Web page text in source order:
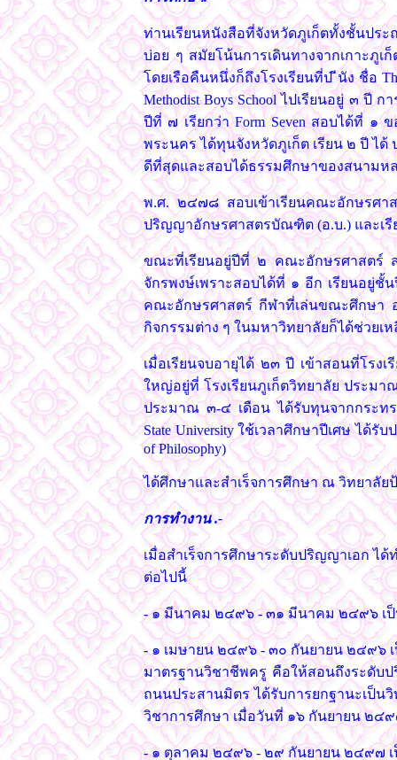
ท่านเรียนหนังสือที่จังหวัดภูเก็ตทั้งชั้นปร
บ่อย ๆ สมัยโน้นการเดินทางจากเกาะภูเ
โดยเรือคืนหนึ่งก็ถึงโรงเรียนที่ป ีนัง ชื่อ
Methodist Boys School ไปเรียนอยู่ ๓ ปี
ปีที่ ๗ เรียกว่า Form Seven สอบได้ที่ ๑
พระนคร ได้ทุนจังหวัดภูเก็ต เรียน ๒ ปี ไ
ดีที่สุดและสอบได้ธรรมศึกษาของสนามห
พ.ศ. ๒๔๗๘ สอบเข้าเรียนคณะอักษรศ
ปริญญาอักษรศาสตรบัณฑิต (อ.บ.) และเ
ขณะที่เรียนอยู่ปีที่ ๒ คณะอักษรศาสตร์
จักรพงษ์เพราะสอบได้ที่ ๑ อีก เรียนอยู่ชั้
คณะอักษรศาสตร์ กีฬาที่เล่นขณะศึกษ
กิจกรรมต่าง ๆ ในมหาวิทยาลัยก็ได้ช่วยเ
เมื่อเรียนจบอายุได้ ๒๓ ปี เข้าสอนที่โรง
ใหญ่อยู่ที่ โรงเรียนภูเก็ตวิทยาลัย ประม
ประมาณ ๓-๔ เดือน ได้รับทุนจากกระทร
State University ใช้เวลาศึกษาปีเศษ ได้
of Philosophy)
ได้ศึกษาและสำเร็จการศึกษา ณ วิทยาลั
การทำงาน .-
เมื่อสำเร็จการศึกษาระดับปริญญาเอก ไ
ต่อไปนี้
- ๑ มีนาคม ๒๔๙๖ - ๓๑ มีนาคม ๒๔๙๖ เป็
- ๑ เมษายน ๒๔๙๖ - ๓๐ กันยายน ๒๔๙๖
มาตรฐานวิชาชีพครู คือให้สอนถึงระดับ
ถนนประสานมิตร ได้รับการยกฐานะเป็
วิชาการศึกษา เมื่อวันที่ ๑๖ กันยายน ๒๔
- ๑ ตุลาคม ๒๔๙๖ - ๒๙ กันยายน ๒๔๙๗ เ